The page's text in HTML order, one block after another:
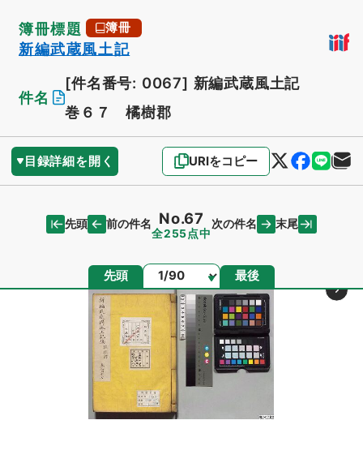
簿冊標題 簿冊
新編武蔵風土記
件名
[件名番号: 0067] 新編武蔵風土記
巻６７ 橘樹郡
目録詳細を開く URIをコピー
先頭 前の件名 No.67
全255点中
次の件名 末尾
先頭 ページ 最後